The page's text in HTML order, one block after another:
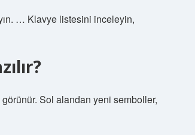
… Klavye listesini inceleyin,
Sol alandan yeni semboller,